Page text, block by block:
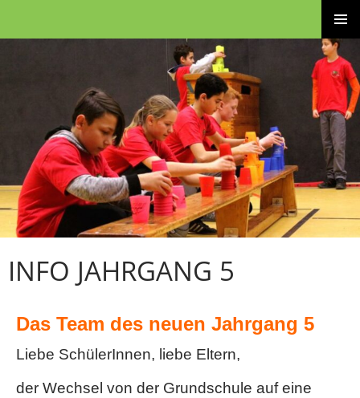
MENÜ
INFO JAHRGANG 5
Das Team des neuen Jahrgang 5
Liebe SchülerInnen, liebe Eltern,
der Wechsel von der Grundschule auf eine